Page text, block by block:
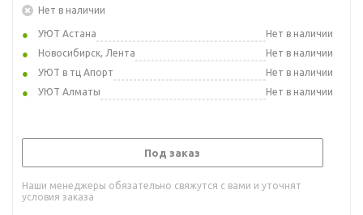
Нет в наличии
УЮТ Астана
Нет в наличии
Новосибирск, Лента
Нет в наличии
УЮТ в тц Апорт
Нет в наличии
УЮТ Алматы
Нет в наличии
Под заказ
Наши менеджеры обязательно свяжутся с вами и уточнят
условия заказа